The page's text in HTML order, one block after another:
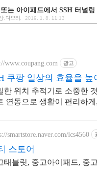
는 아이패드에서 SSH 터널
. 다요리. 2019. 1. 8. 11:13
www.coupang.com 광고
쿠팡 일상의 효율을 높
한 위치 추적기로 소중한
연동으로 생활이 편리하
smartstore.naver.com/lcs4560
스토어
태블릿, 중고아이패드, 중